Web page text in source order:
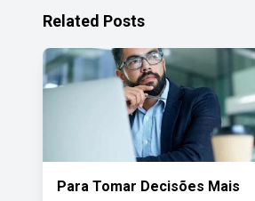
Related Posts
Para Tomar Decisões Mais